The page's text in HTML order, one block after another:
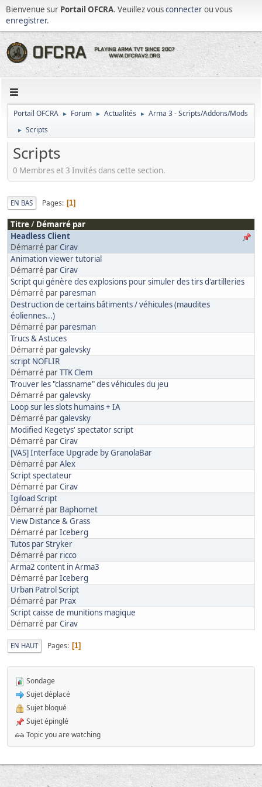
Bienvenue sur Portail OFCRA. Veuillez vousconnecterou vous
enregistrer.
Portail OFCRA ► Forum ► Actualités ► Arma 3 - Scripts/Addons/Mods
► Scripts
Scripts
0 Membres et 3 Invités dans cette section.
EN BAS Pages 1
Titre/ Démarré par
Headless Client
Démarré par Cirav
Animation viewer tutorial
Démarré parCirav
Script qui génère des explosions pour simuler des tirs d'artilleries
Démarré par paresman
Destruction de certains bâtiments / véhicules (maudites
éoliennes...)
Démarré par paresman
Trucs & Astuces
Démarré pargalevsky
script NOFLIR
Démarré parTTK Clem
Trouver les "classname" des véhicules du jeu
Démarré pargalevsky
Loop sur les slots humains + IA
Démarré pargalevsky
Modified Kegetys' spectator script
Démarré parCirav
[VAS] Interface Upgrade by GranolaBar
Démarré parAlex
Script spectateur
Démarré parCirav
Igiload Script
Démarré par Baphomet
View Distance & Grass
Démarré parIceberg
Tutos par Stryker
Démarré par ricco
Arma2 content in Arma3
Démarré parIceberg
Urban Patrol Script
Démarré par Prax
Script caisse de munitions magique
Démarré parCirav
EN HAUT Pages 1
Sondage
Sujet déplacé
Sujet bloqué
Sujet épinglé
Topic you are watching